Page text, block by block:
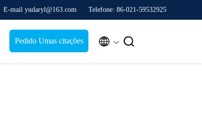
E-mail yudaryl@163.com Telefone: 86-021-59532925
Pedido Umas citações  